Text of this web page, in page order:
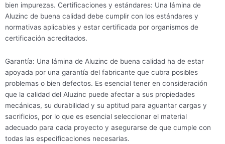
bien impurezas. Certificaciones y estándares: Una lámina de
Aluzinc de buena calidad debe cumplir con los estándares y
normativas aplicables y estar certificada por organismos de
certificación acreditados.
Garantía: Una lámina de Aluzinc de buena calidad ha de estar
apoyada por una garantía del fabricante que cubra posibles
problemas o bien defectos. Es esencial tener en consideración
que la calidad del Aluzinc puede afectar a sus propiedades
mecánicas, su durabilidad y su aptitud para aguantar cargas y
sacrificios, por lo que es esencial seleccionar el material
adecuado para cada proyecto y asegurarse de que cumple con
todas las especificaciones necesarias.